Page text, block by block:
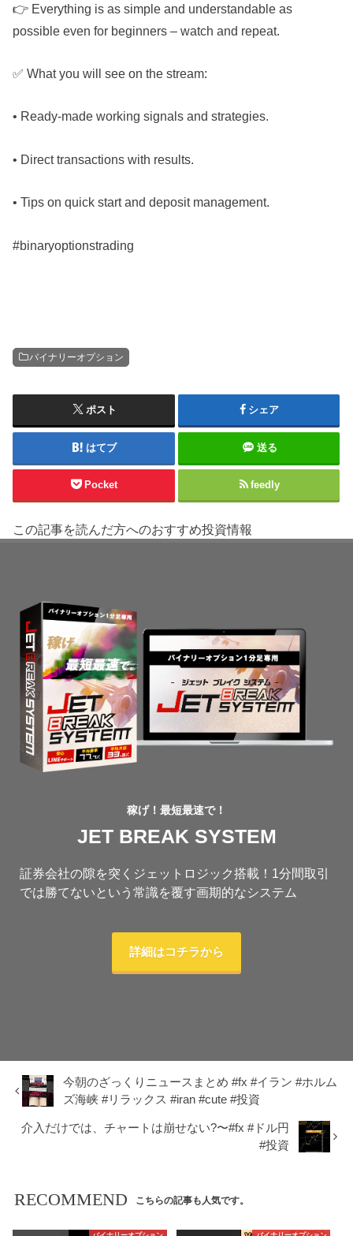
👉 Everything is as simple and understandable as
possible even for beginners – watch and repeat.
✅ What you will see on the stream:
• Ready-made working signals and strategies.
• Direct transactions with results.
• Tips on quick start and deposit management.
#binaryoptionstrading
バイナリーオプション
ポスト シェア
はてブ 送る
Pocket feedly
この記事を読んだ方へのおすすめ投資情報
稼げ！最短最速で！
JET BREAK SYSTEM
証券会社の隙を突くジェットロジック搭載！1分間取引
では勝てないという常識を覆す画期的なシステム
詳細はコチラから
今朝のざっくりニュースまとめ #fx #イラン #ホルム
ズ海峡 #リラックス #iran #cute #投資
介入だけでは、チャートは崩せない?〜#fx #ドル円
#投資
RECOMMEND こちらの記事も人気です。